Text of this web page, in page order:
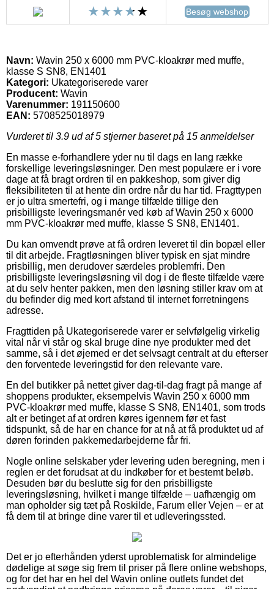
Besøg webshop
Navn: Wavin 250 x 6000 mm PVC-kloakrør med muffe,
klasse S SN8, EN1401
Kategori: Ukategoriserede varer
Producent: Wavin
Varenummer: 191150600
EAN: 5708525018979
Vurderet til 3.9 ud af 5 stjerner baseret på 15 anmeldelser
En masse e-forhandlere yder nu til dags en lang række
forskellige leveringsløsninger. Den mest populære er i vore
dage at få bragt ordren til en pakkeshop, som giver dig
fleksibiliteten til at hente din ordre når du har tid. Fragttypen
er jo ultra smertefri, og i mange tilfælde tillige den
prisbilligste leveringsmanér ved køb af Wavin 250 x 6000
mm PVC-kloakrør med muffe, klasse S SN8, EN1401.
Du kan omvendt prøve at få ordren leveret til din bopæl eller
til dit arbejde. Fragtløsningen bliver typisk en sjat mindre
prisbillig, men derudover særdeles problemfri. Den
prisbilligste leveringsløsning vil dog i de fleste tilfælde være
at du selv henter pakken, men den løsning stiller krav om at
du befinder dig med kort afstand til internet forretningens
adresse.
Fragttiden på Ukategoriserede varer er selvfølgelig virkelig
vital når vi står og skal bruge dine nye produkter med det
samme, så i det øjemed er det selvsagt centralt at du efterser
den forventede leveringstid for den relevante vare.
En del butikker på nettet giver dag-til-dag fragt på mange af
shoppens produkter, eksempelvis Wavin 250 x 6000 mm
PVC-kloakrør med muffe, klasse S SN8, EN1401, som trods
alt er betinget af at ordren køres igennem før et fast
tidspunkt, så de har en chance for at nå at få produktet ud af
døren forinden pakkemedarbejderne får fri.
Nogle online selskaber yder levering uden beregning, men i
reglen er det forudsat at du indkøber for et bestemt beløb.
Desuden bør du beslutte sig for den prisbilligste
leveringsløsning, hvilket i mange tilfælde – uafhængig om
man opholder sig tæt på Roskilde, Farum eller Vejen – er at
få dem til at bringe dine varer til et udleveringssted.
Det er jo efterhånden yderst uproblematisk for almindelige
dødelige at søge sig frem til priser på flere online webshops,
og for det har en hel del Wavin online outlets fundet det